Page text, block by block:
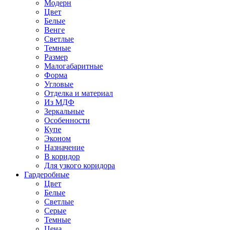
Модерн
Цвет
Белые
Венге
Светлые
Темные
Размер
Малогабаритные
Форма
Угловые
Отделка и материал
Из МДФ
Зеркальные
Особенности
Купе
Эконом
Назначение
В коридор
Для узкого коридора
Гардеробные
Цвет
Белые
Светлые
Серые
Темные